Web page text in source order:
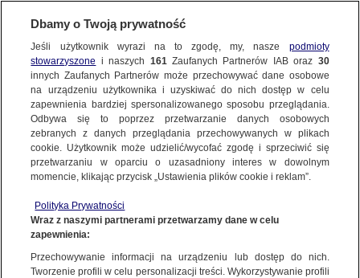
KRAKÓW
"Cały samochód w ogniu". Prokuratura:
nastolatek zabrał rodzicom auto, zginął
razem z kolegami
29.08.2025, 07:32Aktualizacja:30.08.2025, 09:40
Posłuchaj artykułu
Czyta lektor AI
Dbamy o Twoją prywatność
Jeśli użytkownik wyrazi na to zgodę, my, nasze podmioty
stowarzyszone i naszych 161Zaufanych Partnerów IAB oraz 30
innych Zaufanych Partnerów może przechowywać dane osobowe
na urządzeniu użytkownika i uzyskiwać do nich dostęp w celu
zapewnienia bardziej spersonalizowanego sposobu przeglądania.
Odbywa się to poprzez przetwarzanie danych osobowych
zebranych z danych przeglądania przechowywanych w plikach
cookie. Użytkownik może udzielić/wycofać zgodę i sprzeciwić się
przetwarzaniu w oparciu o uzasadniony interes w dowolnym
momencie, klikając przycisk „Ustawienia plików cookie i reklam”.
Polityka Prywatności
Wraz z naszymi partnerami przetwarzamy dane w celu
zapewnienia:
Przechowywanie informacji na urządzeniu lub dostęp do nich.
Tworzenie profili w celu personalizacji treści. Wykorzystywanie profili